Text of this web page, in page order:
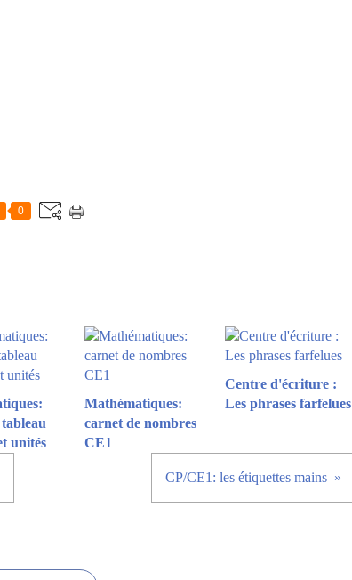
0
unités
Mathématiques:
carnet de nombres
CE1
Centre d'écriture :
Les phrases farfelues
CP/CE1: les étiquettes mains